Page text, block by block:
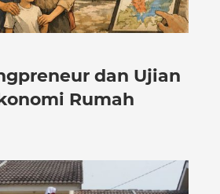
dan Ujian
Rumah